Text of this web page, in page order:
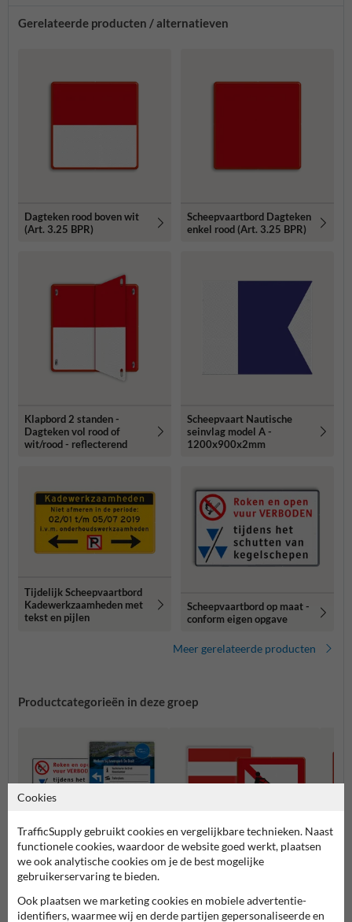
Gerelateerde producten / alternatieven
Dagteken rood boven wit
(Art. 3.25 BPR)
Scheepvaartbord Dagteken
enkel rood (Art. 3.25 BPR)
Klapbord 2 standen -
Dagteken vol rood of
wit/rood - reflecterend
Scheepvaart Nautische
seinvlag model A -
1200x900x2mm
Tijdelijk Scheepvaartbord
Kadewerkzaamheden met
tekst en pijlen
Scheepvaartbord op maat -
conform eigen opgave
Meer gerelateerde producten
Productcategorieën in deze groep
scheepvaartborden
A serie - Verbodstekens
Cookies
TrafficSupply gebruikt cookies en vergelijkbare technieken. Naast
functionele cookies, waardoor de website goed werkt, plaatsen
we ook analytische cookies om je de best mogelijke
gebruikerservaring te bieden.
Ook plaatsen we marketing cookies en mobiele advertentie-
identifiers, waarmee wij en derde partijen gepersonaliseerde en